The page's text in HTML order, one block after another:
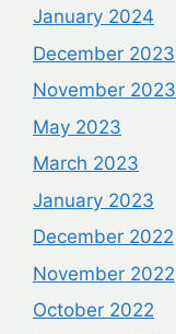
January 2024
December 2023
November 2023
May 2023
March 2023
January 2023
December 2022
November 2022
October 2022